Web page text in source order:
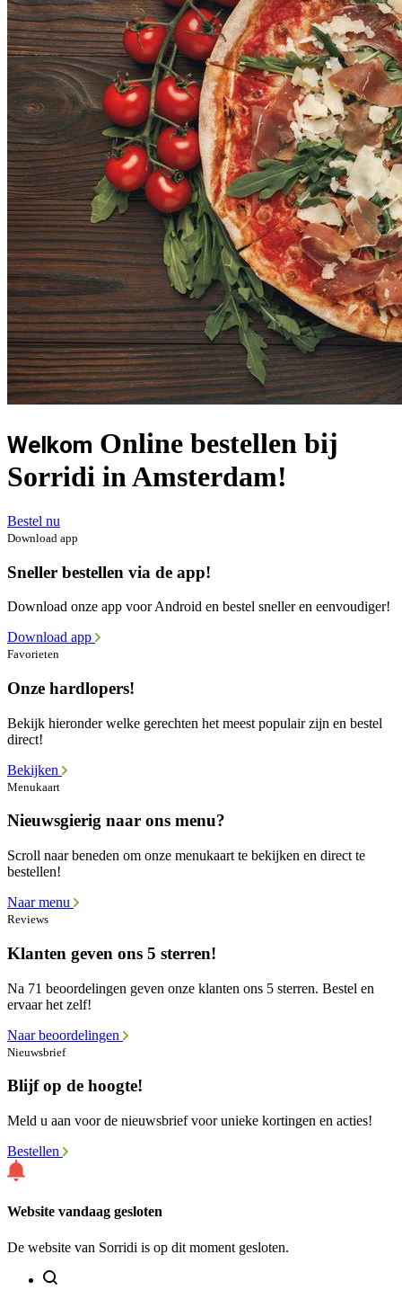
Welkom Online bestellen bij
Sorridi in Amsterdam!
Bestel nu
Download app
Sneller bestellen via de app!
Download onze app voor Android en bestel sneller en eenvoudiger!
Download app
Favorieten
Onze hardlopers!
Bekijk hieronder welke gerechten het meest populair zijn en bestel
direct!
Bekijken
Menukaart
Nieuwsgierig naar ons menu?
Scroll naar beneden om onze menukaart te bekijken en direct te
bestellen!
Naar menu
Reviews
Klanten geven ons 5 sterren!
Na 71 beoordelingen geven onze klanten ons 5 sterren. Bestel en
ervaar het zelf!
Naar beoordelingen
Nieuwsbrief
Blijf op de hoogte!
Meld u aan voor de nieuwsbrief voor unieke kortingen en acties!
Bestellen
Website vandaag gesloten
De website van Sorridi is op dit moment gesloten.